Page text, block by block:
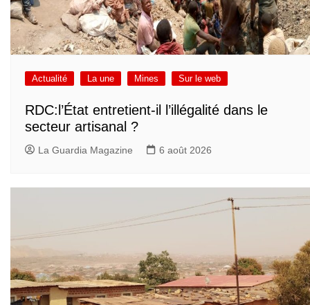
Actualité La une Mines Sur le web
RDC:l’État entretient-il l’illégalité dans le
secteur artisanal ?
La Guardia Magazine 6 août 2026